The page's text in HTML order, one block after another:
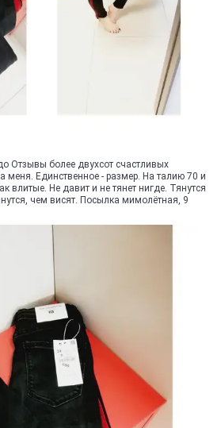
Отзывы более двухсот счастливых
меня. Единственное - размер. На талию 70 и
влитые. Не давит и не тянет нигде. Тянутся
чем висят. Посылка мимолётная, 9